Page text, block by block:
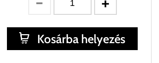
Kosárba helyezés